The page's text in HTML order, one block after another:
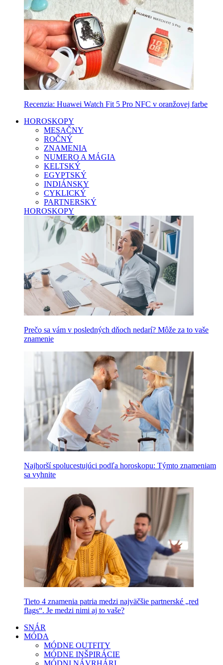
Recenzia: Huawei Watch Fit 5 Pro NFC v oranžovej farbe
HOROSKOPY
MESAČNY
ROČNÝ
ZNAMENIA
NUMERO A MÁGIA
KELTSKÝ
EGYPTSKÝ
INDIÁNSKY
CYKLICKÝ
PARTNERSKÝ
HOROSKOPY
Prečo sa vám v posledných dňoch nedarí? Môže za to vaše
znamenie
Najhorší spolucestujúci podľa horoskopu: Týmto znameniam
sa vyhnite
Tieto 4 znamenia patria medzi najväčšie partnerské „red
flags“. Je medzi nimi aj to vaše?
SNÁR
MÓDA
MÓDNE OUTFITY
MÓDNE INŠPIRÁCIE
MÓDNI NÁVRHÁRI